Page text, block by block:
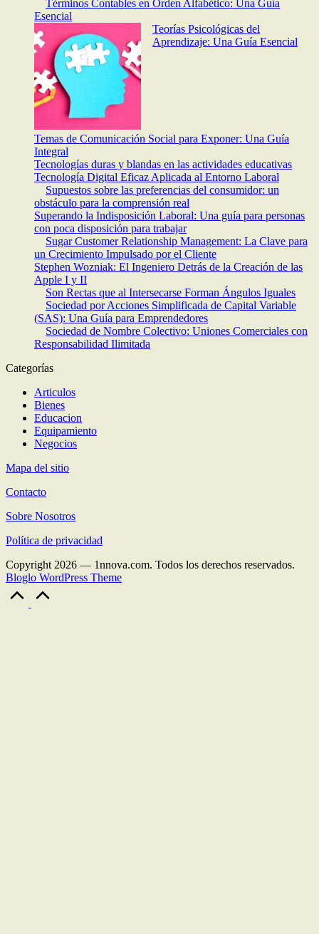
Términos Contables en Orden Alfabético: Una Guía
Esencial
Teorías Psicológicas del
Aprendizaje: Una Guía Esencial
Temas de Comunicación Social para Exponer: Una Guía
Integral
Tecnologías duras y blandas en las actividades educativas
Tecnología Digital Eficaz Aplicada al Entorno Laboral
Supuestos sobre las preferencias del consumidor: un
obstáculo para la comprensión real
Superando la Indisposición Laboral: Una guía para personas
con poca disposición para trabajar
Sugar Customer Relationship Management: La Clave para
un Crecimiento Impulsado por el Cliente
Stephen Wozniak: El Ingeniero Detrás de la Creación de las
Apple I y II
Son Rectas que al Intersecarse Forman Ángulos Iguales
Sociedad por Acciones Simplificada de Capital Variable
(SAS): Una Guía para Emprendedores
Sociedad de Nombre Colectivo: Uniones Comerciales con
Responsabilidad Ilimitada
Categorías
Articulos
Bienes
Educacion
Equipamiento
Negocios
Mapa del sitio
Contacto
Sobre Nosotros
Política de privacidad
Copyright 2026 — 1nnova.com. Todos los derechos reservados.
Bloglo WordPress Theme